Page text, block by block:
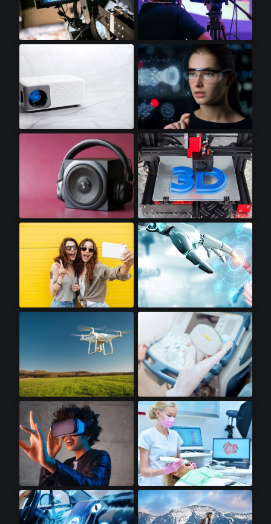
专业摄像机​
增强显示​
高保真音响​ 3D打印机​
便携式超声波​
虚拟现实​ 牙科扫描仪